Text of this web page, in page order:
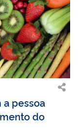
pessoa
do